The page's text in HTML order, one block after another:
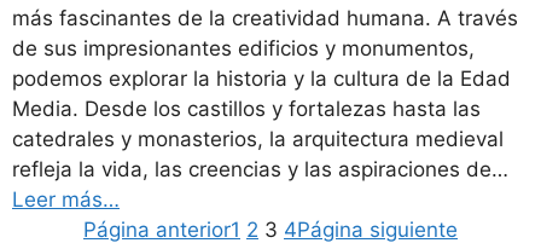
más fascinantes de la creatividad humana. A través
de sus impresionantes edificios y monumentos,
podemos explorar la historia y la cultura de la Edad
Media. Desde los castillos y fortalezas hasta las
catedrales y monasterios, la arquitectura medieval
refleja la vida, las creencias y las aspiraciones de…
Leer más…
Página anterior1 2 3 4Página siguiente